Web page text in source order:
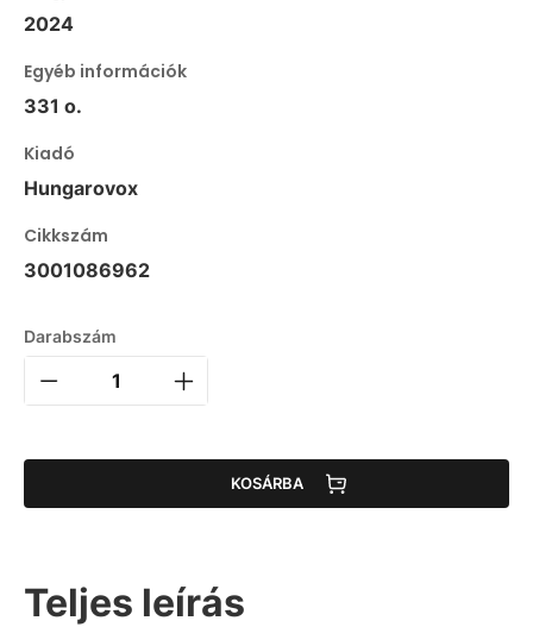
2024
Egyéb információk
331 o.
Kiadó
Hungarovox
Cikkszám
3001086962
Darabszám
KOSÁRBA
Teljes leírás